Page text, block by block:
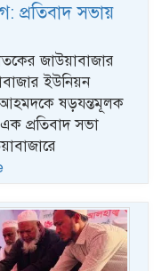
প্রতিবাদ সভায়
জাউয়াবাজার
ইউনিয়ন
আহমদকে ষড়যন্তমূলক
এক প্রতিবাদ সভা